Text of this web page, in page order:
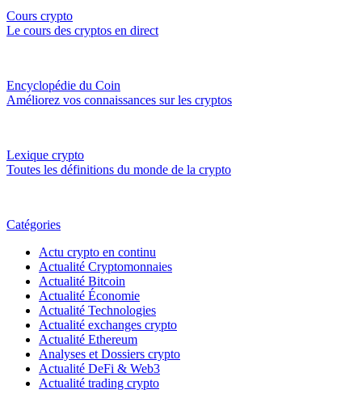
Cours crypto
Le cours des cryptos en direct
Encyclopédie du Coin
Améliorez vos connaissances sur les cryptos
Lexique crypto
Toutes les définitions du monde de la crypto
Catégories
Actu crypto en continu
Actualité Cryptomonnaies
Actualité Bitcoin
Actualité Économie
Actualité Technologies
Actualité exchanges crypto
Actualité Ethereum
Analyses et Dossiers crypto
Actualité DeFi & Web3
Actualité trading crypto